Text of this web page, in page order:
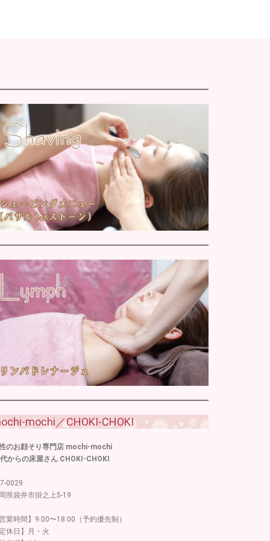
mochi／CHOKI-CHOKI
のお顔そり専門店 mochi-mochi
からの床屋さん CHOKI-CHOKI
0029
県袋井市掛之上5-19
営業時間】9:00〜18:00（予約優先制）
定休日】月・火